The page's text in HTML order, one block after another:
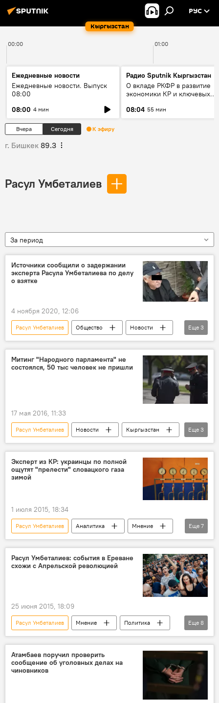
Кыргызстан
РУС
00:00 01:00
Ежедневные новости
Ежедневные новости. Выпуск
08:00
08:00 4 мин
Радио Sputnik Кыргызстан
О вкладе РКФР в развитие
экономики КР и ключевых
08:04 55 мин
Вчера Сегодня К эфиру
г. Бишкек 89.3
Расул Умбеталиев
За период
Источники сообщили о задержании
эксперта Расула Умбеталиева по делу
о взятке
4 ноября 2020, 12:06
Расул Умбеталиев Общество
Новости
Кыргызстан
задержание взятка
Еще 3
Митинг "Народного парламента" не
состоялся, 50 тыс человек не пришли
17 мая 2016, 11:33
Расул Умбеталиев Новости
Кыргызстан
Общество
митинг
Дело оппозиционеров и аудиозапись в Интернете
Еще 3
Эксперт из КР: украинцы по полной
ощутят "прелести" словацкого газа
зимой
1 июля 2015, 18:34
Расул Умбеталиев Аналитика
Мнение
Новости
Общество
В мире
Украина
Словакия
Дмитрий Орлов
газ
Еще 7
Расул Умбеталиев: события в Ереване
схожи с Апрельской революцией
25 июня 2015, 18:09
Расул Умбеталиев Мнение
Политика
Новости
Общество
В мире
Ереван
Армения
электроэнергия
тарифы
Протесты в Ереване
Еще 8
Атамбаев поручил проверить
сообщение об уголовных делах на
чиновников